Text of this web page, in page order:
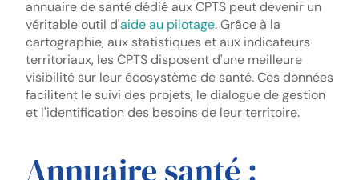
annuaire de santé dédié aux CPTS peut devenir un
véritable outil d'aide au pilotage. Grâce à la
cartographie, aux statistiques et aux indicateurs
territoriaux, les CPTS disposent d'une meilleure
visibilité sur leur écosystème de santé. Ces données
facilitent le suivi des projets, le dialogue de gestion
et l'identification des besoins de leur territoire.
Annuaire santé :